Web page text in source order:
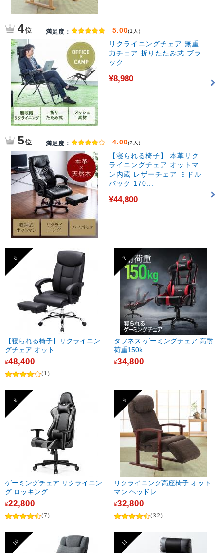
4位 満足度： 5.00(1人)
リクライニングチェア 無重
力チェア 折りたたみ式 ブラ
ック
¥8,980
5位 満足度： 4.00(3人)
【寝られる椅子】 本革リク
ライニングチェア オットマ
ン内蔵 レザーチェア ミドル
バック 170...
¥44,800
6
【寝られる椅子】リクライニン
グチェア オット...
¥48,400
(1)
7
タフネス ゲーミングチェア 高耐
荷重150k...
¥34,800
8
ゲーミングチェア リクライニン
グ ロッキング...
¥22,800
(7)
9
リクライニング高座椅子 オット
マン ヘッドレ...
¥32,800
(32)
10 11